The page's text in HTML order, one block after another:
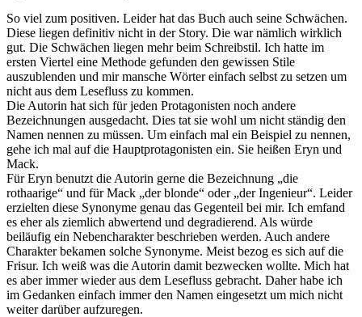
So viel zum positiven. Leider hat das Buch auch seine Schwächen.
Diese liegen definitiv nicht in der Story. Die war nämlich wirklich
gut. Die Schwächen liegen mehr beim Schreibstil. Ich hatte im
ersten Viertel eine Methode gefunden den gewissen Stile
auszublenden und mir mansche Wörter einfach selbst zu setzen um
nicht aus dem Lesefluss zu kommen.
Die Autorin hat sich für jeden Protagonisten noch andere
Bezeichnungen ausgedacht. Dies tat sie wohl um nicht ständig den
Namen nennen zu müssen. Um einfach mal ein Beispiel zu nennen,
gehe ich mal auf die Hauptprotagonisten ein. Sie heißen Eryn und
Mack.
Für Eryn benutzt die Autorin gerne die Bezeichnung „die
rothaarige“ und für Mack „der blonde“ oder „der Ingenieur“. Leider
erzielten diese Synonyme genau das Gegenteil bei mir. Ich emfand
es eher als ziemlich abwertend und degradierend. Als würde
beiläufig ein Nebencharakter beschrieben werden. Auch andere
Charakter bekamen solche Synonyme. Meist bezog es sich auf die
Frisur. Ich weiß was die Autorin damit bezwecken wollte. Mich hat
es aber immer wieder aus dem Lesefluss gebracht. Daher habe ich
im Gedanken einfach immer den Namen eingesetzt um mich nicht
weiter darüber aufzuregen.